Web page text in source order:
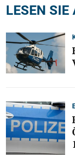
LESEN SIE